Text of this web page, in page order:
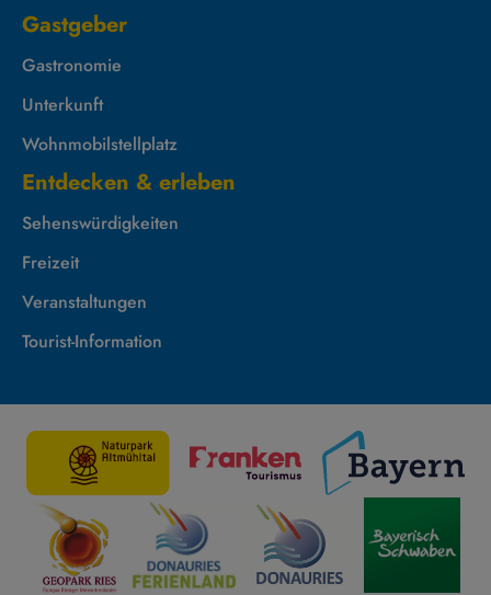
Gastgeber
Gastronomie
Unterkunft
Wohnmobilstellplatz
Entdecken & erleben
Sehenswürdigkeiten
Freizeit
Veranstaltungen
Tourist-Information